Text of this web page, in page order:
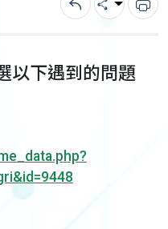
回上一頁
分享 列
以下遇到的問題